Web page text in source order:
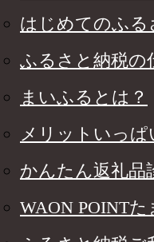
はじめてのふる
ふるさと納税の
まいふるとは？
メリットいっ
かんたん返礼品
WAON POINT